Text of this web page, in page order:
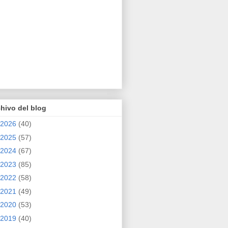
del blog
2026 (40)
2025 (57)
2024 (67)
2023 (85)
2022 (58)
2021 (49)
2020 (53)
2019 (40)